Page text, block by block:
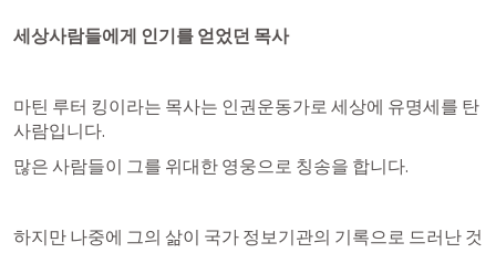
세상사람들에게 인기를 얻었던 목사
마틴 루터 킹이라는 목사는 인권운동가로 세상에 유명세를 탄
사람입니다.
많은 사람들이 그를 위대한 영웅으로 칭송을 합니다.
하지만 나중에 그의 삶이 국가 정보기관의 기록으로 드러난 것